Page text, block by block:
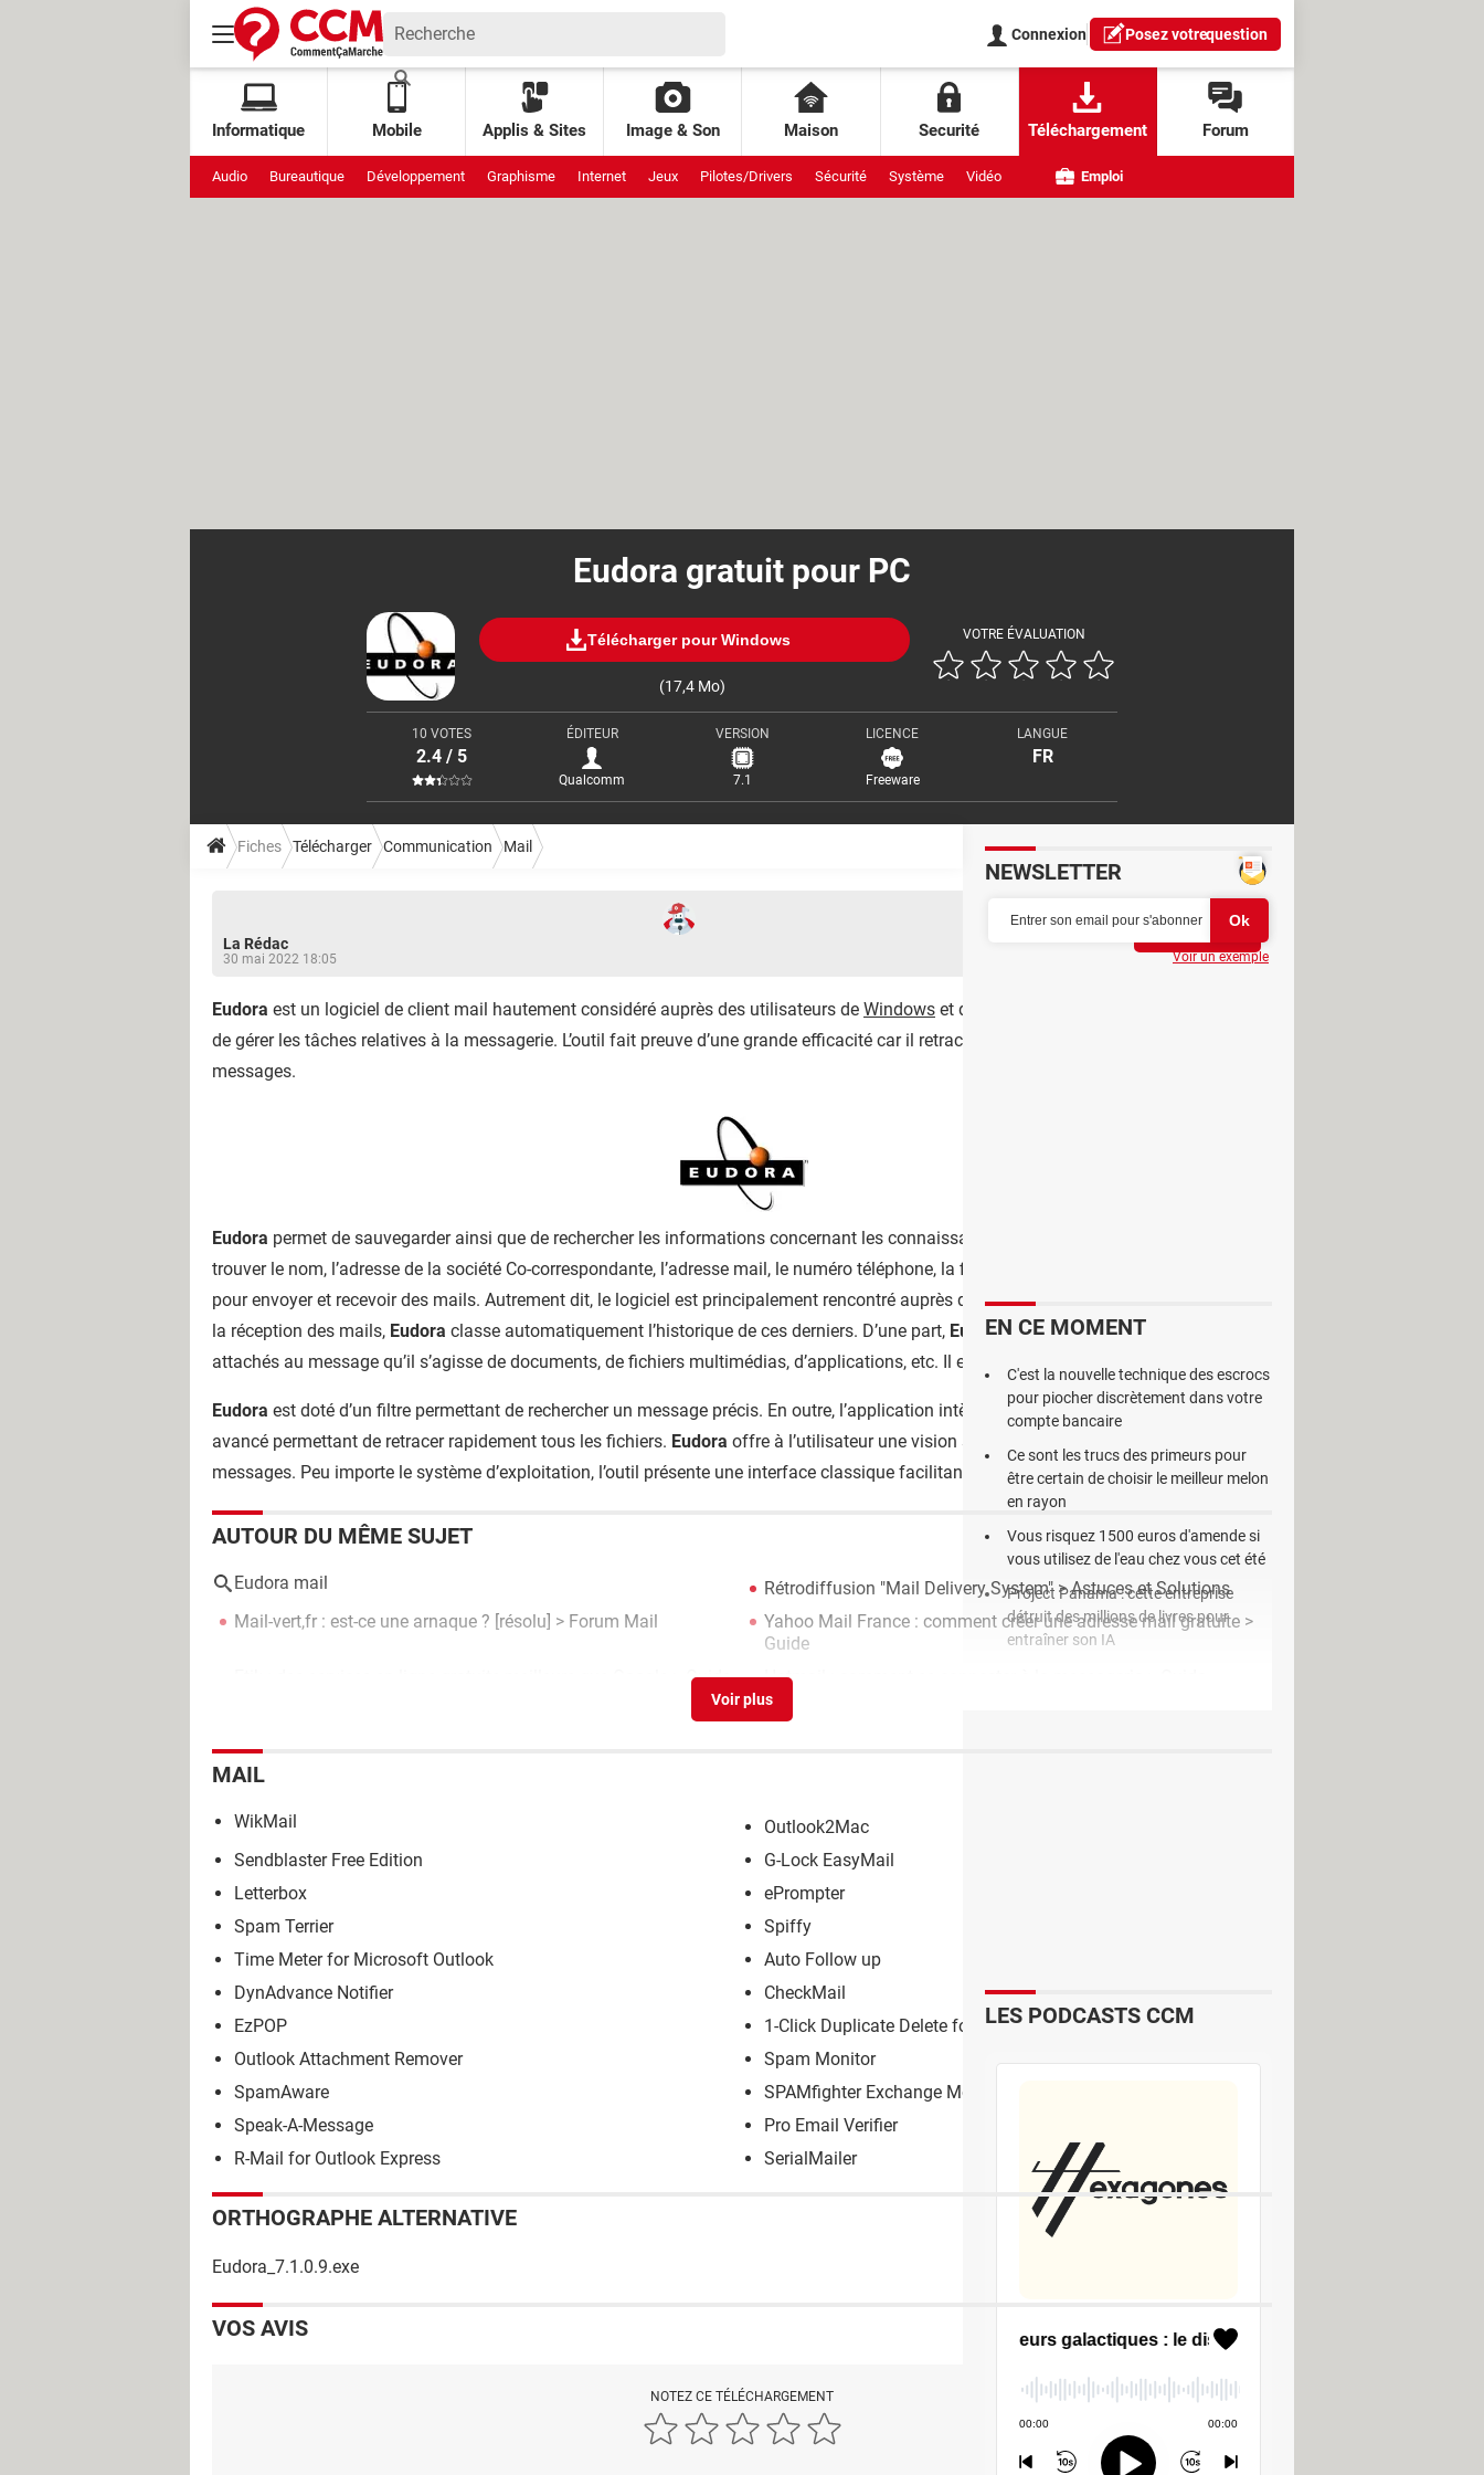
Connexion Posez votrequestion
Informatique Mobile Applis & Sites Image & Son Maison Securité Téléchargement Forum
Audio Bureautique Développement Graphisme Internet Jeux Pilotes/Drivers Sécurité Système Vidéo Emploi
Eudora gratuit pour PC
Télécharger pour Windows
(17,4 Mo)
VOTRE ÉVALUATION
10 VOTES
2.4 / 5
ÉDITEUR
Qualcomm
VERSION
7.1
LICENCE
Freeware
LANGUE
FR
Fiches Télécharger Communication Mail
La Rédac
30 mai 2022 18:05
Eudora est un logiciel de client mail hautement considéré auprès des utilisateurs de Windows et de Mac. Le programme permet en effet
de gérer les tâches relatives à la messagerie. L’outil fait preuve d’une grande efficacité car il retrace la totalité de l’historique des
messages.
Eudora permet de sauvegarder ainsi que de rechercher les informations concernant les connaissances. L’utilisateur peut en effet y
trouver le nom, l’adresse de la société Co-correspondante, l’adresse mail, le numéro téléphone, la filière. L’outil est principalement utilisé
pour envoyer et recevoir des mails. Autrement dit, le logiciel est principalement rencontré auprès des professionnels. En ce qui concerne
la réception des mails, Eudora classe automatiquement l’historique de ces derniers. D’une part, Eudorapermet de télécharger les fichiers
attachés au message qu’il s’agisse de documents, de fichiers multimédias, d’applications, etc. Il en est d’ailleurs de même pour l’envoi.
Eudora est doté d’un filtre permettant de rechercher un message précis. En outre, l’application intègre un système de rangement très
avancé permettant de retracer rapidement tous les fichiers. Eudora offre à l’utilisateur une vision simple mais complet de la gestion des
messages. Peu importe le système d’exploitation, l’outil présente une interface classique facilitant l’utilisation du programme.
AUTOUR DU MÊME SUJET
Eudora mail Rétrodiffusion "Mail Delivery System">Astuces et Solutions
Mail-vert,fr : est-ce une arnaque ? [résolu] > Forum Mail Yahoo Mail France : comment créer une adresse mail gratuite >
Guide
> Guide Hotmail : comment se connecter à la messagerie
MAIL
WikMail
Outlook2Mac
Sendblaster Free Edition
G-Lock EasyMail
Letterbox
ePrompter
Spam Terrier
Spiffy
Time Meter for Microsoft Outlook
Auto Follow up
DynAdvance Notifier
CheckMail
EzPOP
1-Click Duplicate Delete for Outlook
Outlook Attachment Remover
Spam Monitor
SpamAware
SPAMfighter Exchange Module
Speak-A-Message
Pro Email Verifier
R-Mail for Outlook Express
SerialMailer
ORTHOGRAPHE ALTERNATIVE
Eudora_7.1.0.9.exe
VOS AVIS
NOTEZ CE TÉLÉCHARGEMENT
NEWSLETTER
Voir un exemple
EN CE MOMENT
C'est la nouvelle technique des escrocs
pour piocher discrètement dans votre
compte bancaire
Ce sont les trucs des primeurs pour
être certain de choisir le meilleur melon
en rayon
Vous risquez 1500 euros d'amende si
vous utilisez de l'eau chez vous cet été
Project Panama : cette entreprise
détruit des millions de livres pour
entraîner son IA
LES PODCASTS CCM